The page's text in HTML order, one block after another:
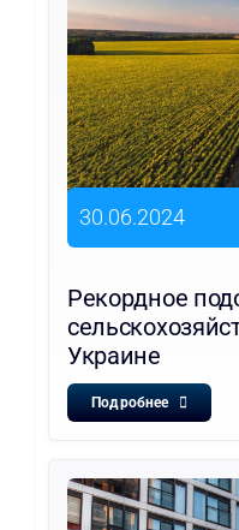
30.06.2024
Рекордное
Украине
Подробнее